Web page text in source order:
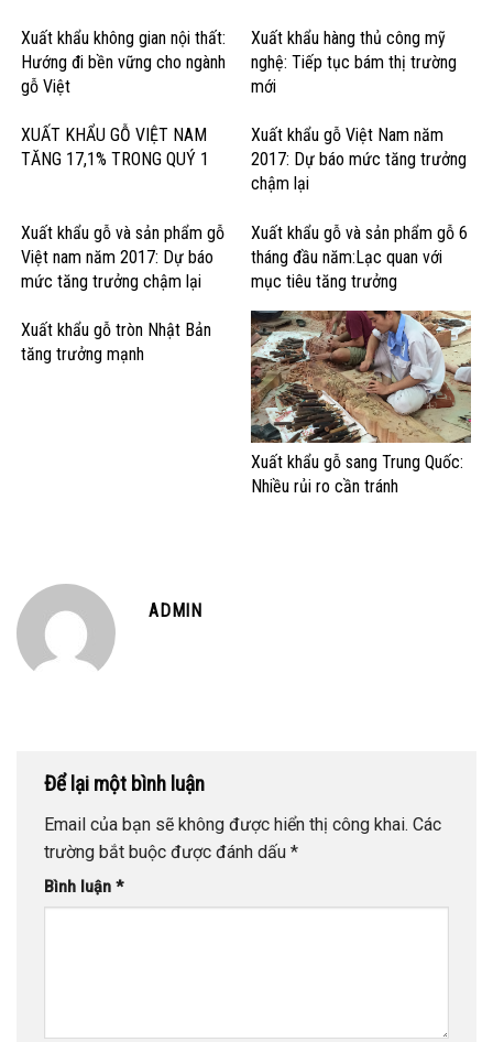
Xuất khẩu không gian nội thất:
Hướng đi bền vững cho ngành
gỗ Việt
Xuất khẩu hàng thủ công mỹ
nghệ: Tiếp tục bám thị trường
mới
XUẤT KHẨU GỖ VIỆT NAM
TĂNG 17,1% TRONG QUÝ 1
Xuất khẩu gỗ Việt Nam năm
2017: Dự báo mức tăng trưởng
chậm lại
Xuất khẩu gỗ và sản phẩm gỗ
Việt nam năm 2017: Dự báo
mức tăng trưởng chậm lại
Xuất khẩu gỗ và sản phẩm gỗ 6
tháng đầu năm:Lạc quan với
mục tiêu tăng trưởng
Xuất khẩu gỗ tròn Nhật Bản
tăng trưởng mạnh
Xuất khẩu gỗ sang Trung Quốc:
Nhiều rủi ro cần tránh
ADMIN
Để lại một bình luận
Email của bạn sẽ không được hiển thị công khai. Các
trường bắt buộc được đánh dấu *
Bình luận *